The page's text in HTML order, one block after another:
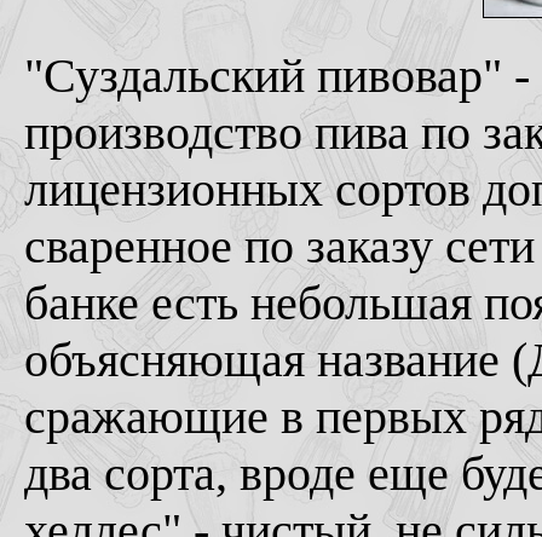
"Суздальский
производство пива по
лицензионных сортов
сваренное по заказу
банке есть небольшая
объясняющая название
сражающие в первых
два сорта, вроде еще